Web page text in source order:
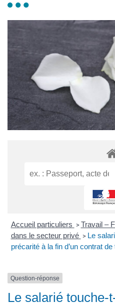
Accueil particuliers > Travail –
dans le secteur privé > Le
précarité à la fin d’un contrat de
Question-réponse
Le salarié touche-